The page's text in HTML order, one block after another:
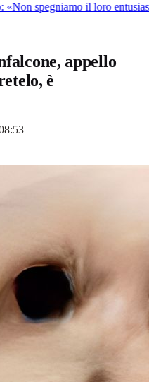
spegniamo il loro
appello
è